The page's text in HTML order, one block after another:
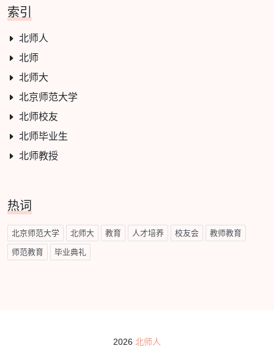
索引
北师人
北师
北师大
北京师范大学
北师校友
北师毕业生
北师教授
热词
北京师范大学 北师大 教育 人才培养 校友会 教师教育
师范教育 毕业典礼
2026 北师人